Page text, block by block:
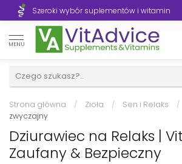
Szeroki wybór suplementów i witamin
MENU
Strona główna / Zioła / Sen i Relaks /
zwyczajny
Dziurawiec na Relaks |
Zaufany & Bezpieczny